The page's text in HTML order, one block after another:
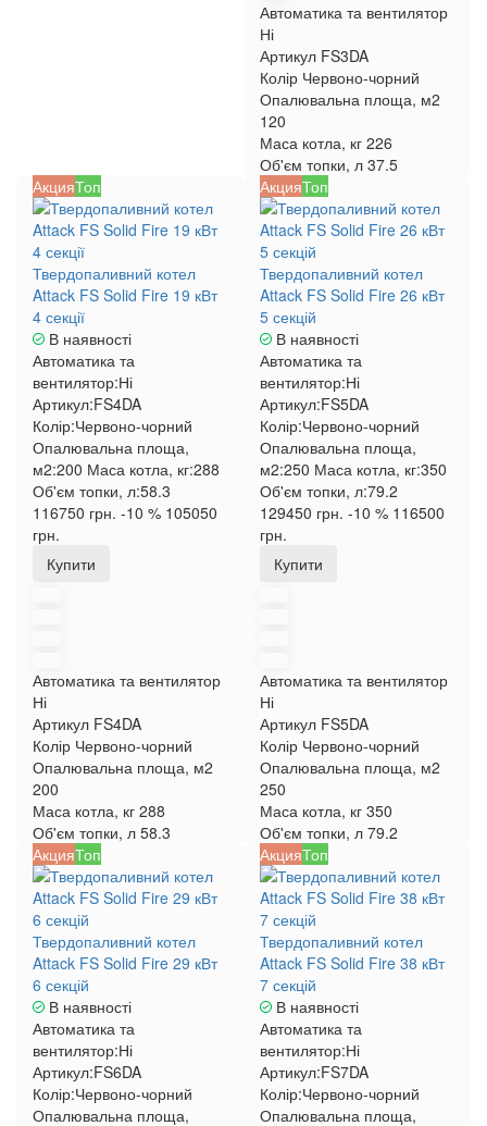
Автоматика та вентилятор
Ні
Артикул FS3DA
Колір Червоно-чорний
Опалювальна площа, м2
120
Маса котла, кг 226
Об'єм топки, л 37.5
АкцияТоп
Твердопаливний котел
Attack FS Solid Fire 19 кВт
4 секції
В наявності
Автоматика та
вентилятор:Ні
Артикул:FS4DA
Колір:Червоно-чорний
Опалювальна площа,
м2:200 Маса котла, кг:288
Об'єм топки, л:58.3
116750 грн. -10 % 105050
грн.
Купити
Автоматика та вентилятор
Ні
Артикул FS4DA
Колір Червоно-чорний
Опалювальна площа, м2
200
Маса котла, кг 288
Об'єм топки, л 58.3
АкцияТоп
Твердопаливний котел
Attack FS Solid Fire 26 кВт
5 секцій
В наявності
Автоматика та
вентилятор:Ні
Артикул:FS5DA
Колір:Червоно-чорний
Опалювальна площа,
м2:250 Маса котла, кг:350
Об'єм топки, л:79.2
129450 грн. -10 % 116500
грн.
Купити
Автоматика та вентилятор
Ні
Артикул FS5DA
Колір Червоно-чорний
Опалювальна площа, м2
250
Маса котла, кг 350
Об'єм топки, л 79.2
АкцияТоп
Твердопаливний котел
Attack FS Solid Fire 29 кВт
6 секцій
В наявності
Автоматика та
вентилятор:Ні
Артикул:FS6DA
Колір:Червоно-чорний
Опалювальна площа,
АкцияТоп
Твердопаливний котел
Attack FS Solid Fire 38 кВт
7 секцій
В наявності
Автоматика та
вентилятор:Ні
Артикул:FS7DA
Колір:Червоно-чорний
Опалювальна площа,